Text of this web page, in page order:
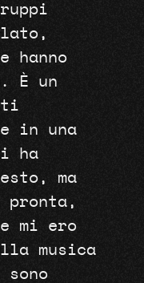
hanno
È un
in una
ha
ma
pronta,
mi ero
musica
sono